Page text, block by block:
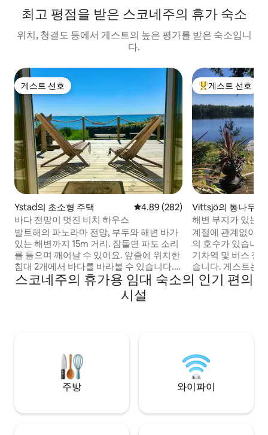
최고 평점을 받은 스코네주의 휴가 숙소
위치, 청결도 등에서 게스트의 높은 평가를 받은 숙소입니
다.
게스트 선호
게스트 선호
Ystad의 초소형 주택 평점 4.89점(5점 만점), 후기 282
4.89 (282)
바다 전망이 멋진 비치 하우스
발트해의 파노라마 전망, 부두와 해변 바가
있는 해변까지 15m 거리. 잠들면 파도 소리
를 들으며 깨어날 수 있어요. 앞줄에 위치한
침대 2개에서 바다를 바라볼 수 있습니다.
간이 주방에는 핫플레이트 2개, 전자레인
지, 커피머신, 냉장고, 냉동고가 있습니다.
작은 식사 공간, 안락의자 2개, TV, 와이파
동할 수 있습니다. 대중교통이 편리한 버스
정류장과 기차역이 있습니다.
상위 게스트 선호
게스트 선호
Vittsjö의 통나무집
해변 부지가 있는
계절에 관계없이
의 호수가 있습니
기차역 및 버스 정
습니다. 게스트는
수 있으며, 부두에
다. 골프 코스, 엘크 사파리, 와플 스토어, 스
어린이와 어른 모
를 제공합니다.
스코네주의 휴가용 임대 숙소의 인기 편의
시설
주방 와이파이